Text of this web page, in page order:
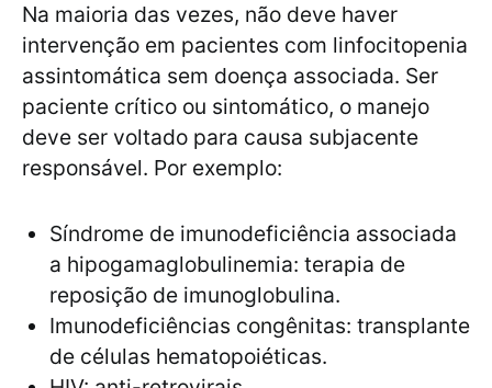
Na maioria das vezes, não deve haver
intervenção em pacientes com linfocitopenia
assintomática sem doença associada. Ser
paciente crítico ou sintomático, o manejo
deve ser voltado para causa subjacente
responsável. Por exemplo:
Síndrome de imunodeficiência associada
a hipogamaglobulinemia: terapia de
reposição de imunoglobulina.
Imunodeficiências congênitas: transplante
de células hematopoiéticas.